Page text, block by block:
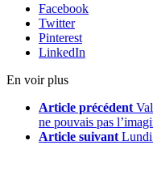
Facebook
Twitter
Pinterest
LinkedIn
En voir plus
Article précédent
ne pouvais pas
Article suivant Lundi